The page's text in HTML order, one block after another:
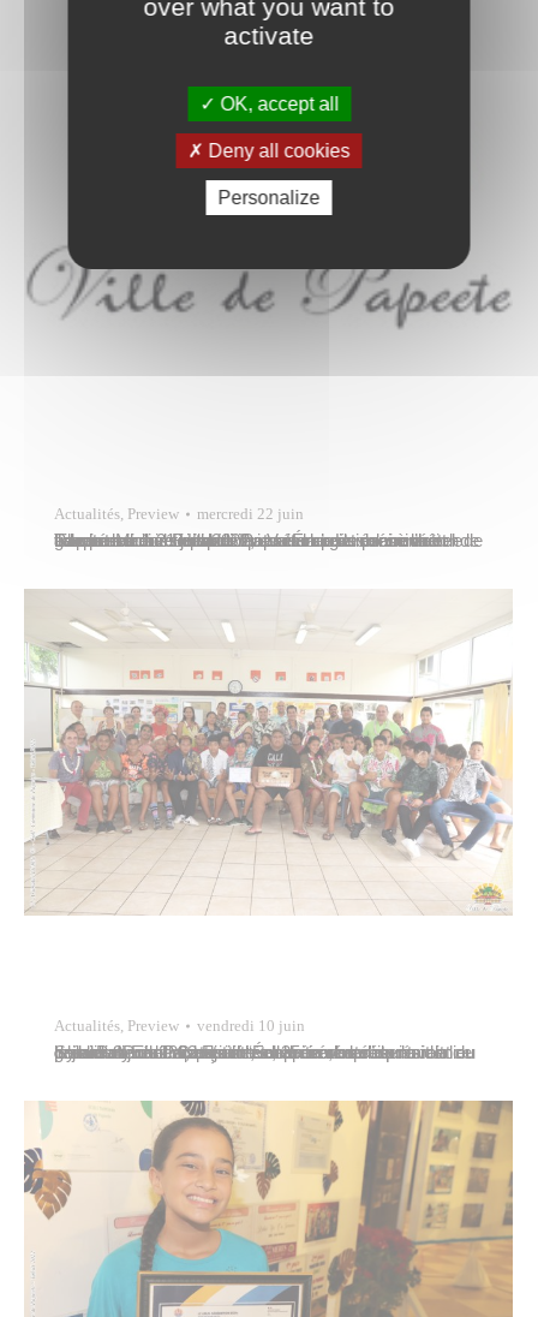
Actualités, Preview mercredi 22 juin
Le conseil municipal de Papeete s’est réuni à l’hôtel de ville le mardi 21 juin 2022, sous la présidence de Tavana Michel Buillard. Il a notamment examiné et adopté les dossiers suivants : Énergie solaire au groupe scolaire Hiti Vai nui-Vaitama La commune de Papeete mène une politique résolue de préservation de l’environnement et de…
Actualités, Preview vendredi 10 juin
Sylvana Puhetini, adjointe au maire, représentait la commune de Papeete lors de la cérémonie de labellisation du dispositif “École en santé” qui avait lieu le jeudi 9 juin 2022 sous le chapiteau de la présidence de la Polynésie française, en présence notamment du président Edouard Fritch et de membres du gouvernement. Cette année, 35 écoles…
over what you want to
activate
OK, accept all
Deny all cookies
Personalize